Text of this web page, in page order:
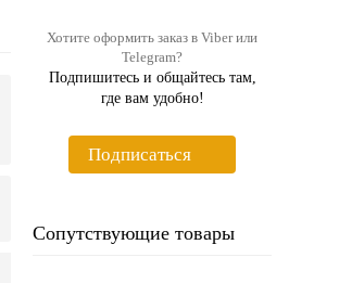
Хотите оформить заказ в Viber или
Telegram?
Подпишитесь и общайтесь там,
где вам удобно!
Подписаться
Сопутствующие товары